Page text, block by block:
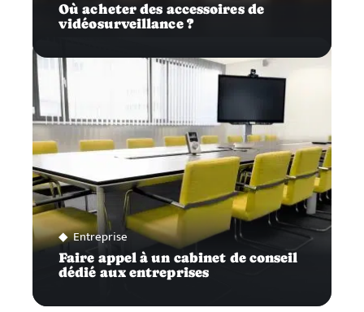
Où acheter des accessoires de
vidéosurveillance ?
Entreprise
Faire appel à un cabinet de conseil
dédié aux entreprises